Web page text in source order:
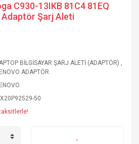
C930-13IKB 81C4 81EQ
Adaptör Şarj Aleti
BİLGİSAYAR ŞARJ ALETİ (ADAPTÖR) ,
ADAPTÖR
50